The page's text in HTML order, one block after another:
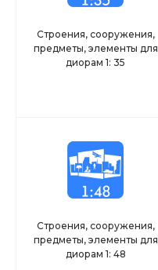
Строения, сооружения,
предметы, элементы для
диорам 1: 35
Строения, сооружения,
предметы, элементы для
диорам 1: 48